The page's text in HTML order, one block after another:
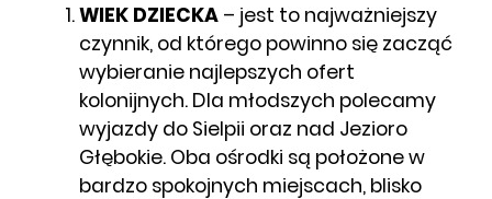
WIEK DZIECKA – jest to najważniejszy
czynnik, od którego powinno się zacząć
wybieranie najlepszych ofert
kolonijnych. Dla młodszych polecamy
wyjazdy do Sielpii oraz nad Jezioro
Głębokie. Oba ośrodki są położone w
bardzo spokojnych miejscach, blisko